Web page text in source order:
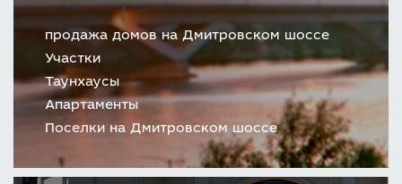
продажа домов на Дмитровском шоссе
Участки
Таунхаусы
Апартаменты
Поселки на Дмитровском шоссе